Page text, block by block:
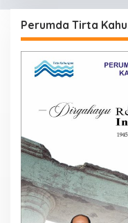
Perumda Tirta